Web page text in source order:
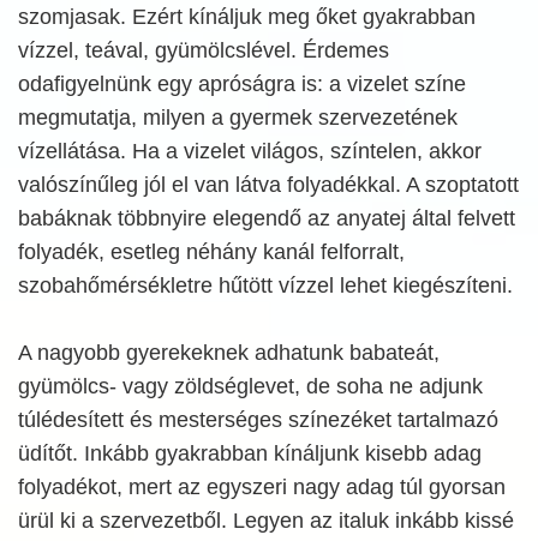
szomjasak. Ezért kínáljuk meg őket gyakrabban
vízzel, teával, gyümölcslével. Érdemes
odafigyelnünk egy apróságra is: a vizelet színe
megmutatja, milyen a gyermek szervezetének
vízellátása. Ha a vizelet világos, színtelen, akkor
valószínűleg jól el van látva folyadékkal. A szoptatott
babáknak többnyire elegendő az anyatej által felvett
folyadék, esetleg néhány kanál felforralt,
szobahőmérsékletre hűtött vízzel lehet kiegészíteni.
A nagyobb gyerekeknek adhatunk babateát,
gyümölcs- vagy zöldséglevet, de soha ne adjunk
túlédesített és mesterséges színezéket tartalmazó
üdítőt. Inkább gyakrabban kínáljunk kisebb adag
folyadékot, mert az egyszeri nagy adag túl gyorsan
ürül ki a szervezetből. Legyen az italuk inkább kissé